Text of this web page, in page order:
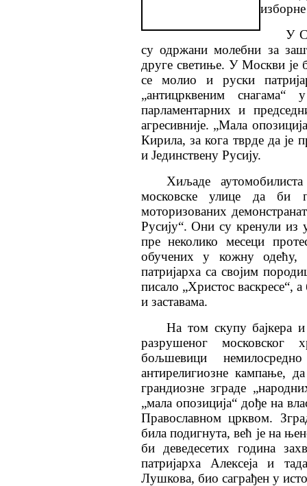
У
су одржани молебни за
друге светиње. У Москви је
се молио и руски
„антицрквеним
парламентарних и
агресивније. „Мала
Кирила, за кога тврде да
и Јединствену Русију.
Хиљаде
московске улице да би
моторизованих
Русију“. Они су кренули из
пре неколико месеци
обучених у кожну одећу,
патријарха са својим
писало „Христос васкресе“,
и заставама.
На том скупу бајкера
разрушеног московског
бољшевици
антирелигиозне кампање,
грандиозне зграде
„мала опозиција“ дође на
Православном црквом.
била подигнута, већ је на
би деведесетих година
патријарха Алексеја и
Лушкова, био саграђен у